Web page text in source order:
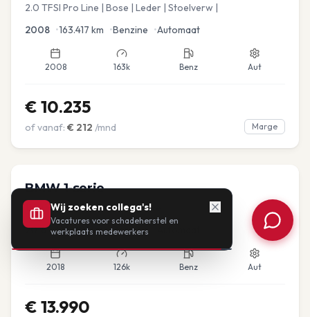
2.0 TFSI Pro Line | Bose | Leder | Stoelverw |
2008 •163.417 km •Benzine •Automaat
2008 163k Benz Aut
€ 10.235
of vanaf: € 212 /mnd Marge
BMW 1-serie
118i Corporate Lease Executive
2018 •126.001km •Benzine
2018 126k Benz Aut
€ 13.990
Wij zoeken collega's!
Vacatures voor schadeherstel en
werkplaats medewerkers